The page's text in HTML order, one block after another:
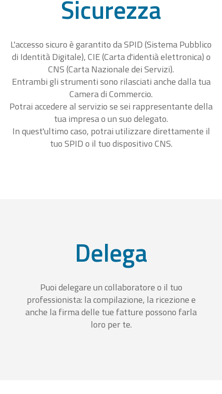
Sicurezza
L'accesso sicuro è garantito da SPID (Sistema Pubblico
di Identità Digitale), CIE (Carta d'identià elettronica) o
CNS (Carta Nazionale dei Servizi).
Entrambi gli strumenti sono rilasciati anche dalla tua
Camera di Commercio.
Potrai accedere al servizio se sei rappresentante della
tua impresa o un suo delegato.
In quest'ultimo caso, potrai utilizzare direttamente il
tuo SPID o il tuo dispositivo CNS.
Delega
Puoi delegare un collaboratore o il tuo
professionista: la compilazione, la ricezione e
anche la firma delle tue fatture possono farla
loro per te.